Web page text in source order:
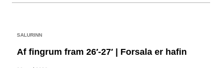
SALURINN
Af fingrum fram 26′-27′ | Forsala er hafin